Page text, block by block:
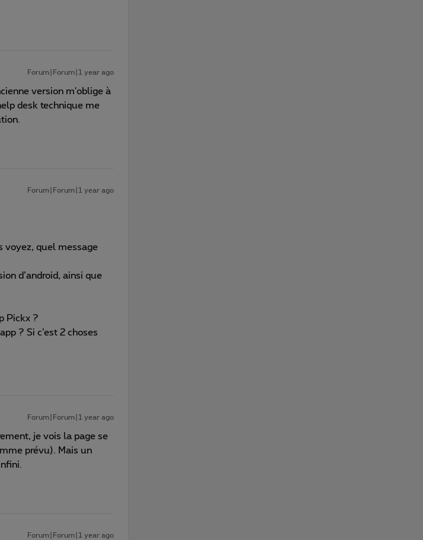
Forum|Forum|1 year ago
version m'oblige à
desk technique me
Forum|Forum|1 year ago
voyez, quel message
d’android, ainsi que
Pickx ?
? Si c’est 2 choses
Forum|Forum|1 year ago
je vois la page se
prévu). Mais un
Forum|Forum|1 year ago